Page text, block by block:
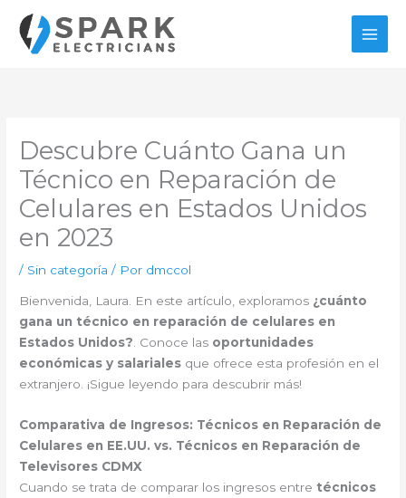
contenido
Descubre Cuánto Gana un
Técnico en Reparación de
Celulares en Estados Unidos
en 2023
/ Sin categoría / Por dmccol
Bienvenida, Laura. En este artículo, exploramos ¿cuánto
gana un técnico en reparación de celulares en
Estados Unidos?. Conoce las oportunidades
económicas y salariales que ofrece esta profesión en el
extranjero. ¡Sigue leyendo para descubrir más!
Comparativa de Ingresos: Técnicos en Reparación de
Celulares en EE.UU. vs. Técnicos en Reparación de
Televisores CDMX
Cuando se trata de comparar los ingresos entre técnicos